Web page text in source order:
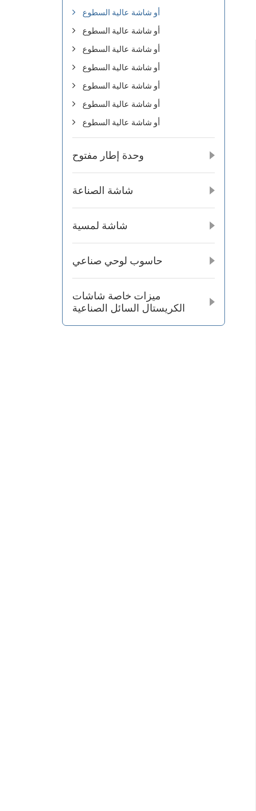
أو شاشة عالية السطوع
أو شاشة عالية السطوع
أو شاشة عالية السطوع
أو شاشة عالية السطوع
أو شاشة عالية السطوع
أو شاشة عالية السطوع
أو شاشة عالية السطوع
وحدة إطار مفتوح
شاشة الصناعة
شاشة لمسية
حاسوب لوحي صناعي
ميزات خاصة شاشات
الكريستال السائل الصناعية